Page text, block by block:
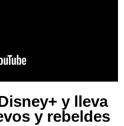
y lleva
y rebeldes